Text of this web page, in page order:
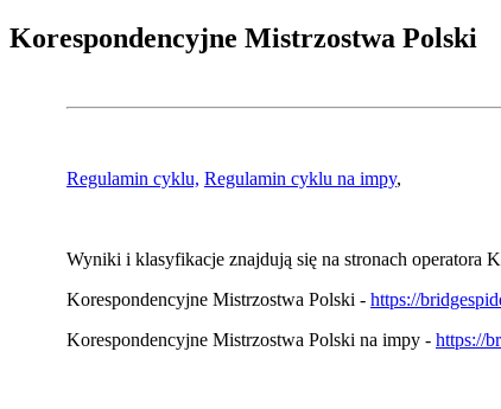
Korespondencyjne Mistrzostwa Polski
Regulamin cyklu, Regulamin cyklu na impy,
Wyniki i klasyfikacje znajdują się na stronach operatora
Korespondencyjne Mistrzostwa Polski - https://
Korespondencyjne Mistrzostwa Polski na impy - https://